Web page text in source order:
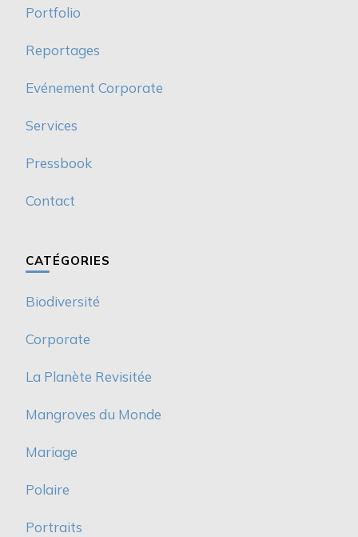
Portfolio
Reportages
Evénement Corporate
Services
Pressbook
Contact
CATÉGORIES
Biodiversité
Corporate
La Planète Revisitée
Mangroves du Monde
Mariage
Polaire
Portraits